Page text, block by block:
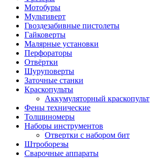
Мотобуры
Мультиверт
Гвоздезабивные пистолеты
Гайковерты
Малярные установки
Перфораторы
Отвёртки
Шуруповерты
Заточные станки
Краскопульты
Аккумуляторный краскопульт
Фены технические
Толщиномеры
Наборы инструментов
Отвертки с набором бит
Штроборезы
Сварочные аппараты